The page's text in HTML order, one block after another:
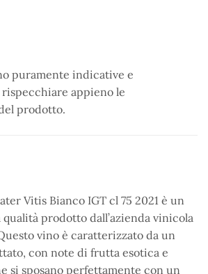
puramente indicative e
appieno le
prodotto.
Vitis Bianco IGT cl 75 2021 è un
prodotto dall’azienda vinicola
vino è caratterizzato da un
con note di frutta esotica e
si sposano perfettamente con un